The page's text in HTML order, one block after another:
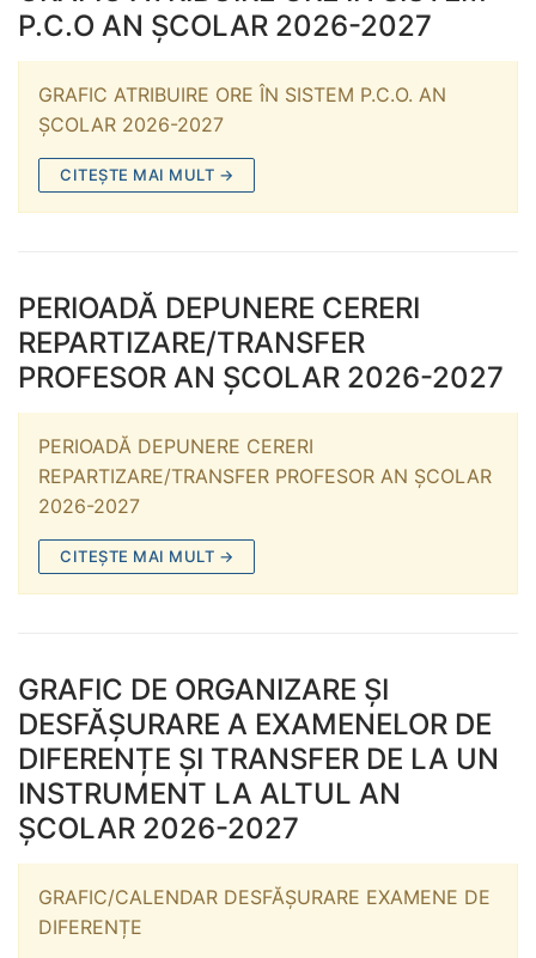
P.C.O AN ȘCOLAR 2026-2027
GRAFIC ATRIBUIRE ORE ÎN SISTEM P.C.O. AN
ȘCOLAR 2026-2027
CITEȘTE MAI MULT →
PERIOADĂ DEPUNERE CERERI
REPARTIZARE/TRANSFER
PROFESOR AN ŞCOLAR 2026-2027
PERIOADĂ DEPUNERE CERERI
REPARTIZARE/TRANSFER PROFESOR AN ŞCOLAR
2026-2027
CITEȘTE MAI MULT →
GRAFIC DE ORGANIZARE ȘI
DESFĂȘURARE A EXAMENELOR DE
DIFERENȚE ȘI TRANSFER DE LA UN
INSTRUMENT LA ALTUL AN
ȘCOLAR 2026-2027
GRAFIC/CALENDAR DESFĂȘURARE EXAMENE DE
DIFERENȚE